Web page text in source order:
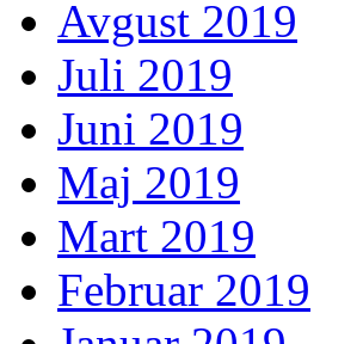
Avgust 2019
Juli 2019
Juni 2019
Maj 2019
Mart 2019
Februar 2019